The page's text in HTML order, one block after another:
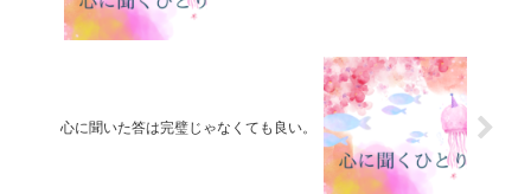
心に聞いた答は完璧じゃなくても良い。